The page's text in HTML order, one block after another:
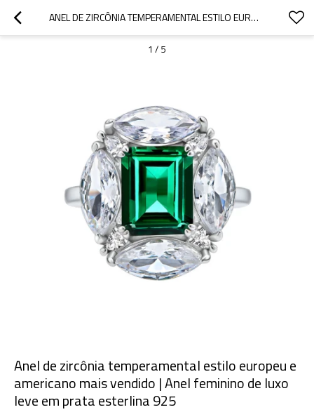
ANEL DE ZIRCÔNIA TEMPERAMENTAL ESTILO EUROPEU E AMERICANO MAIS VENDIDO | ANEL FEMININO DE LUXO LEVE EM PRATA ESTERLINA 925
1 / 5
Anel de zircônia temperamental estilo europeu e
americano mais vendido | Anel feminino de luxo
leve em prata esterlina 925